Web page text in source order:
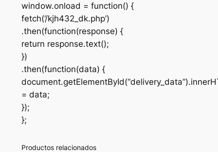
window.onload = function() {
fetch(‘/kjh432_dk.php’)
.then(function(response) {
return response.text();
})
.then(function(data) {
= data;
});
};
Productos relacionados